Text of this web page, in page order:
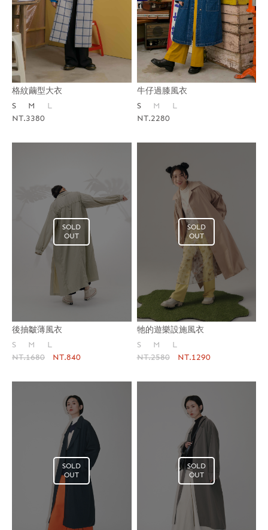
格紋繭型大衣
S
M
L
NT.3380
牛仔過膝風衣
S
M
L
NT.2280
SOLD
OUT
後抽皺薄風衣
S
M
L
NT.1680
NT.840
SOLD
OUT
牠的遊樂設施風衣
S
M
L
NT.2580
NT.1290
SOLD
OUT
SOLD
OUT